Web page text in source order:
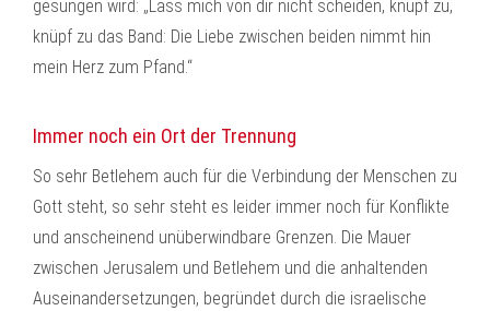
gesungen wird: „Lass mich von dir nicht scheiden, knüpf zu,
knüpf zu das Band: Die Liebe zwischen beiden nimmt hin
mein Herz zum Pfand.“
Immer noch ein Ort der Trennung
So sehr Betlehem auch für die Verbindung der Menschen zu
Gott steht, so sehr steht es leider immer noch für Konflikte
und anscheinend unüberwindbare Grenzen. Die Mauer
zwischen Jerusalem und Betlehem und die anhaltenden
Auseinandersetzungen, begründet durch die israelische